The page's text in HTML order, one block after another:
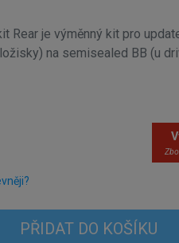
Rear je výměnný kit pro
na semisealed BB (u
PŘIDAT DO KOŠÍKU